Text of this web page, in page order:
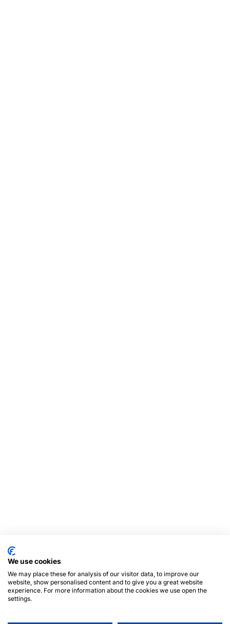
We use cookies
We may place these for analysis of our visitor data, to improve our
website, show personalised content and to give you a great website
experience. For more information about the cookies we use open the
settings.